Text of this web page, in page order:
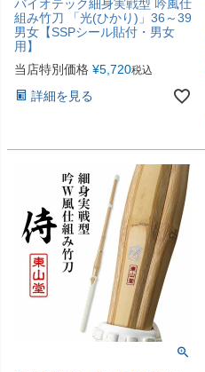
バイオテック細身実戦型 吟風仕
組み竹刀 「光(ひかり)」36～39
男女【SSPシール貼付・男女
用】
当店特別価格 ¥5,720税込
詳細を見る